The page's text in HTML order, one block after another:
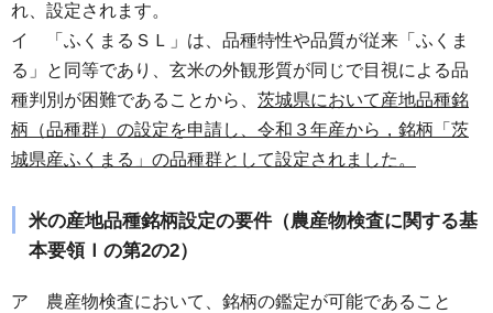
れ、設定されます。
イ 「ふくまるＳＬ」は、品種特性や品質が従来「ふくま
る」と同等であり、玄米の外観形質が同じで目視による品
種判別が困難であることから、 茨城県において産地品種銘
柄（品種群）の設定を申請し、令和３年産から，銘柄「茨
城県産ふくまる」の品種群として設定されました。
米の産地品種銘柄設定の要件（農産物検査に関する基
本要領Ｉの第2の2）
ア 農産物検査において、銘柄の鑑定が可能であること